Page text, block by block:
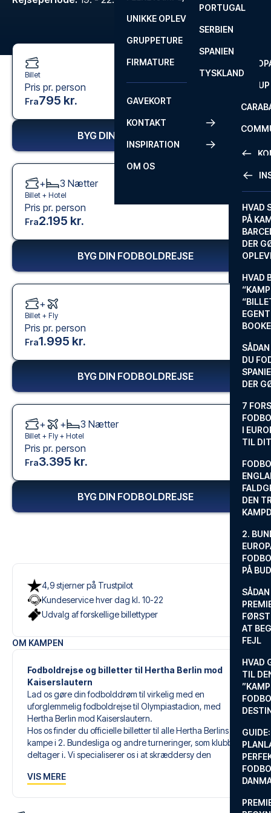
FA CUP
ROM
SEVILLA
PORTUGAL
SERBIEN
SPANIEN
TYSKLAND
UNIKKE OPLEVELSER
GRUPPETURE
FIRMATURE
GAVEKORT
KONTAKT
FAQ
INSPIRATION
HVAD
PÅ
DER
HVAD
DU
DER
7
I
TIL
DEN
2.
PÅ
AT
FEJL
HVAD
TIL
OM OS
4,9 stjerner på Trustpilot
Kundeservice hver dag kl. 10-22
Udvalg af forskellige billettyper
OM KAMPEN
Fodboldrejse og billetter til Hertha Berlin mod
Kaiserslautern
Lad os gøre din fodbolddrøm til virkelig med en
uforglemmelig fodboldrejse til Olympiastadion, med
Hertha Berlin mod Kaiserslautern.
Hos os finder du officielle billetter til alle Hertha Berlins
kampe i 2. Bundesliga og andre turneringer, som klubben
deltager i. Vi specialiserer os i at skræddersy den
ønsker og behov.
VIS MERE
Billet
Pris pr. person
Fra795 kr.
BYG DIN FODBOLDREJSE
+ 3 Nætter
Billet + Hotel
Pris pr. person
Fra2.195 kr.
BYG DIN FODBOLDREJSE
+
Billet + Fly
Pris pr. person
Fra1.995 kr.
BYG DIN FODBOLDREJSE
+ + 3 Nætter
Billet + Fly + Hotel
Pris pr. person
Fra3.395 kr.
BYG DIN FODBOLDREJSE